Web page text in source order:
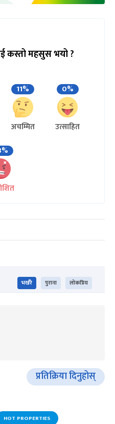
कस्तो महसुस भयो ?
11%
अचम्मित
0%
उत्साहित
भर्खरै पुराना लोकप्रिय
प्रतिक्रिया दिनुहोस्
HOT PROPERTIES